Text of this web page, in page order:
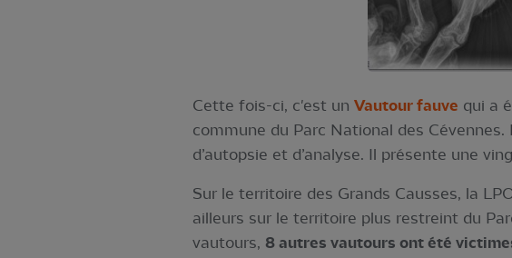
Cette fois-ci, c'est un Vautour fauve qui a
commune du Parc National des
d’autopsie et d’analyse. Il présente une
Sur le territoire des Grands Causses, la
ailleurs sur le territoire plus restreint du
vautours, 8 autres vautours ont été